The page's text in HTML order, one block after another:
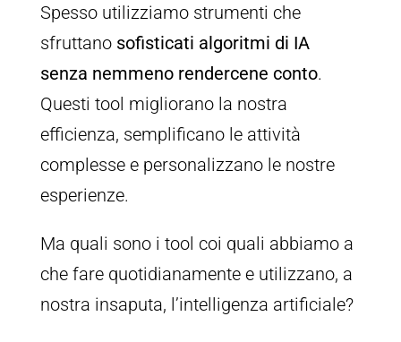
Spesso utilizziamo strumenti che
sfruttano sofisticati algoritmi di IA
senza nemmeno rendercene conto.
Questi tool migliorano la nostra
efficienza, semplificano le attività
complesse e personalizzano le nostre
esperienze.
Ma quali sono i tool coi quali abbiamo a
che fare quotidianamente e utilizzano, a
nostra insaputa, l’intelligenza artificiale?